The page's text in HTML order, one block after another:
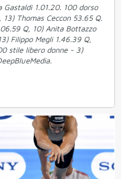
Gastaldi 1.01.20. 100 dorso
Thomas Ceccon 53.65 Q.
Q, 10) Anita Bottazzo
Filippo Megli 1.46.39 Q,
stile libero donne - 3)